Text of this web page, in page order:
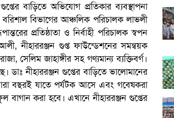
বাড়িতে অভিযোগ প্রতিকার ব্যবস্থাপনা
বিভাগের আঞ্চলিক পরিচালক লাভলী
প্রতিষ্ঠাতা ও নির্বাহী পরিচালক স্বপন
নীহাররঞ্জন গুপ্ত ফাউন্ডেশনের সমন্বয়ক
সেলিম জাহাঙ্গীর সহ গণ্যমান্য ব্যক্তিবর্গ।
ডাঃ নীহাররঞ্জন গুপ্তের বাড়িতে ভালোমানের
বছরই যাতে পর্যটক আসে এবং গবেষকরা
বাগান করা হবে। এখানে নীহাররঞ্জন গুপ্তের